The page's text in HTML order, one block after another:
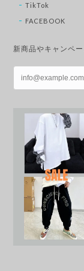
TikTok
FACEBOOK
新商品やキャンペ